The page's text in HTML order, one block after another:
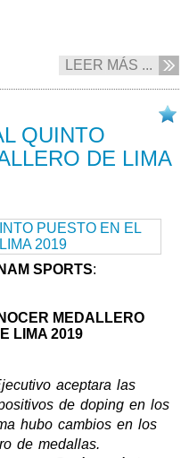
LEER MÁS ...
QUINTO
DE LIMA
SPORTS:
MEDALLERO
LIMA 2019
aceptara las
de doping en los
hubo cambios en los
de medallas.